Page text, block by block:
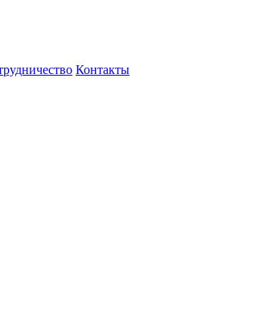
Контакты